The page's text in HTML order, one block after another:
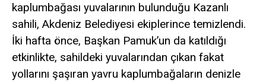
kaplumbağası yuvalarının bulunduğu Kazanlı
sahili, Akdeniz Belediyesi ekiplerince temizlendi.
İki hafta önce, Başkan Pamuk’un da katıldığı
etkinlikte, sahildeki yuvalarından çıkan fakat
yollarını şaşıran yavru kaplumbağaların denizle